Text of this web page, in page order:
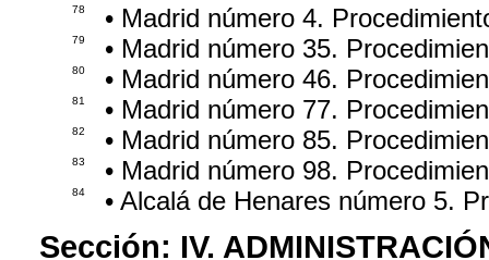
78 • Madrid número 4.
79 • Madrid número 35.
80 • Madrid número 46.
81 • Madrid número 77.
82 • Madrid número 85.
83 • Madrid número 98.
84 • Alcalá de Henares número 5.
Sección: IV.